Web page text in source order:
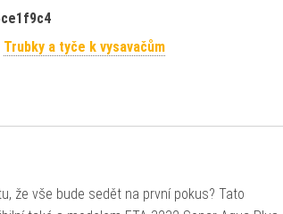
Trubky a tyče k vysavačům
že vše bude sedět na první pokus? Tato